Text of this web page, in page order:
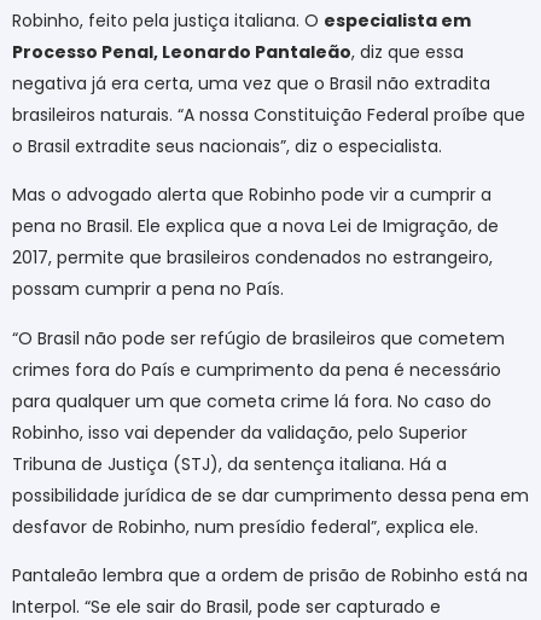
Robinho, feito pela justiça italiana. O especialista em
Processo Penal, Leonardo Pantaleão, diz que essa
negativa já era certa, uma vez que o Brasil não extradita
brasileiros naturais. “A nossa Constituição Federal proíbe que
o Brasil extradite seus nacionais”, diz o especialista.
Mas o advogado alerta que Robinho pode vir a cumprir a
pena no Brasil. Ele explica que a nova Lei de Imigração, de
2017, permite que brasileiros condenados no estrangeiro,
possam cumprir a pena no País.
“O Brasil não pode ser refúgio de brasileiros que cometem
crimes fora do País e cumprimento da pena é necessário
para qualquer um que cometa crime lá fora. No caso do
Robinho, isso vai depender da validação, pelo Superior
Tribuna de Justiça (STJ), da sentença italiana. Há a
possibilidade jurídica de se dar cumprimento dessa pena em
desfavor de Robinho, num presídio federal”, explica ele.
Pantaleão lembra que a ordem de prisão de Robinho está na
Interpol. “Se ele sair do Brasil, pode ser capturado e